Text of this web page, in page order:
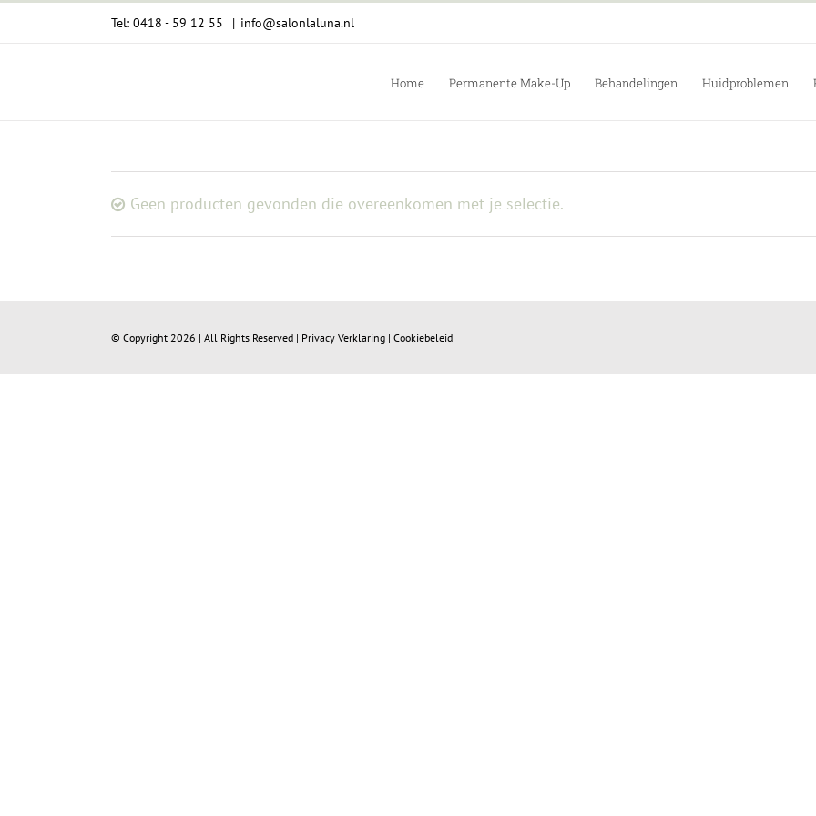
Tel: 0418 - 59 12 55 | info@salonlaluna.nl
Home Permanente Make-Up Behandelingen Huidproblemen
Geen producten gevonden die overeenkomen met je selectie.
© Copyright 2026 | All Rights Reserved | Privacy Verklaring | Cookiebeleid